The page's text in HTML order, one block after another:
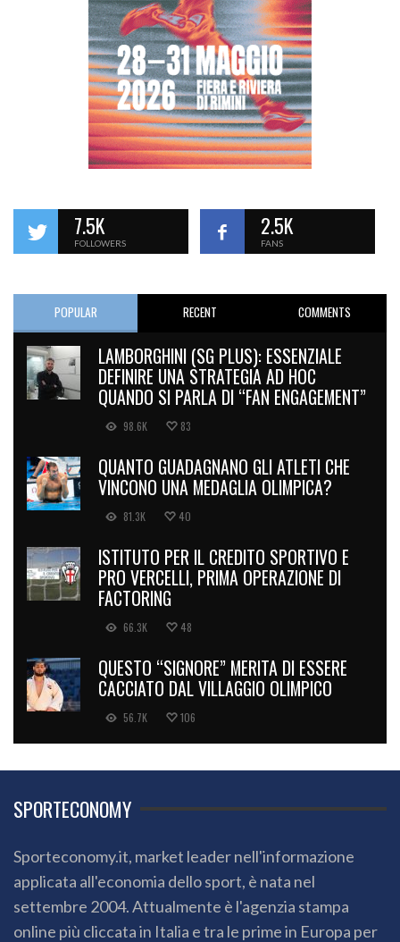
7.5K
FOLLOWERS
2.5K
FANS
POPULAR RECENT COMMENTS
LAMBORGHINI (SG PLUS): ESSENZIALE
DEFINIRE UNA STRATEGIA AD HOC
QUANDO SI PARLA DI “FAN ENGAGEMENT”
98.6K 83
QUANTO GUADAGNANO GLI ATLETI CHE
VINCONO UNA MEDAGLIA OLIMPICA?
81.3K 40
ISTITUTO PER IL CREDITO SPORTIVO E
PRO VERCELLI, PRIMA OPERAZIONE DI
FACTORING
66.3K 48
QUESTO “SIGNORE” MERITA DI ESSERE
CACCIATO DAL VILLAGGIO OLIMPICO
56.7K 106
SPORTECONOMY
Sporteconomy.it, market leader nell'informazione
applicata all'economia dello sport, è nata nel
settembre 2004. Attualmente è l'agenzia stampa
online più cliccata in Italia e tra le prime in Europa per